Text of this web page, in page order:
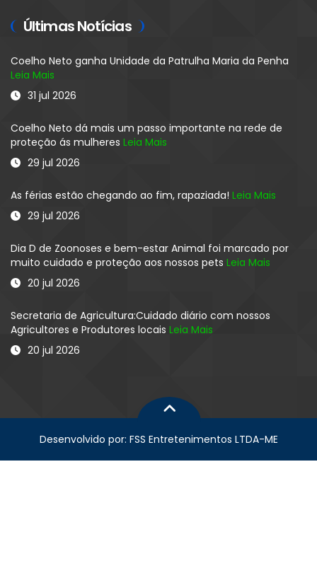
Últimas Notícias
Coelho Neto ganha Unidade da Patrulha Maria da Penha
Leia Mais
31 jul 2026
Coelho Neto dá mais um passo importante na rede de
proteção ás mulheres Leia Mais
29 jul 2026
As férias estão chegando ao fim, rapaziada! Leia Mais
29 jul 2026
Dia D de Zoonoses e bem-estar Animal foi marcado por
muito cuidado e proteção aos nossos pets Leia Mais
20 jul 2026
Secretaria de Agricultura:Cuidado diário com nossos
Agricultores e Produtores locais Leia Mais
20 jul 2026
Desenvolvido por: FSS Entretenimentos LTDA-ME